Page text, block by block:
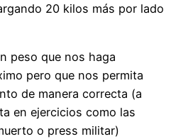
20 kilos más por lado
peso que nos haga
pero que nos permita
de manera correcta (a
en ejercicios como las
o press militar)